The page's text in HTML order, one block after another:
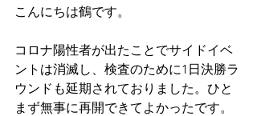
こんにちは鶴です。
コロナ陽性者が出たことでサイドイベ
ントは消滅し、検査のために1日決勝ラ
ウンドも延期されておりました。ひと
まず無事に再開できてよかったです。